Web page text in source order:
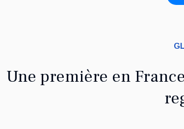
Une première en